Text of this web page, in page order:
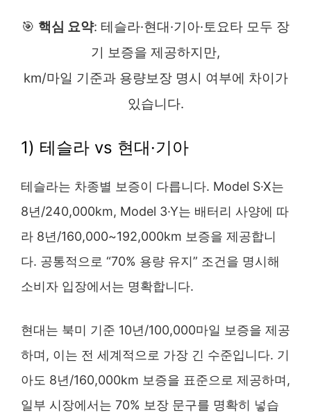
🎯 핵심 요약: 테슬라·현대·기아·토요타 모두 장
기 보증을 제공하지만,
km/마일 기준과 용량보장 명시 여부에 차이가
있습니다.
1) 테슬라 vs 현대·기아
테슬라는 차종별 보증이 다릅니다. Model S·X는
8년/240,000km, Model 3·Y는 배터리 사양에 따
라 8년/160,000~192,000km 보증을 제공합니
다. 공통적으로 “70% 용량 유지” 조건을 명시해
소비자 입장에서는 명확합니다.
현대는 북미 기준 10년/100,000마일 보증을 제공
하며, 이는 전 세계적으로 가장 긴 수준입니다. 기
아도 8년/160,000km 보증을 표준으로 제공하며,
일부 시장에서는 70% 보장 문구를 명확히 넣습